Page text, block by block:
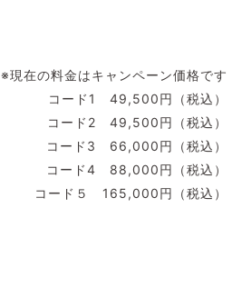
※現在の料金はキャンペーン価格です
コード1 49,500円（税込）
コード2 49,500円（税込）
コード3 66,000円（税込）
コード4 88,000円（税込）
コード５ 165,000円（税込）